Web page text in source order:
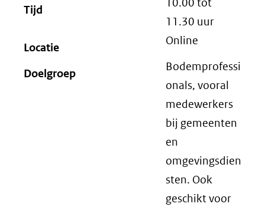
Tijd
11.30 uur
Locatie
Online
Doelgroep
Bodemprofessi
onals, vooral
medewerkers
bij gemeenten
en
omgevingsdien
sten. Ook
geschikt voor